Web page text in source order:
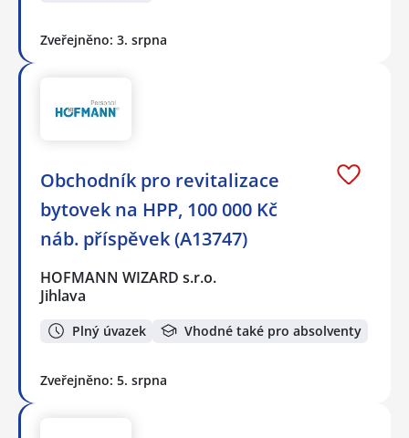
Zveřejněno: 3. srpna
Obchodník pro revitalizace
bytovek na HPP, 100 000 Kč
náb. příspěvek (A13747)
HOFMANN WIZARD s.r.o.
Jihlava
Plný úvazek Vhodné také pro absolventy
Zveřejněno: 5. srpna